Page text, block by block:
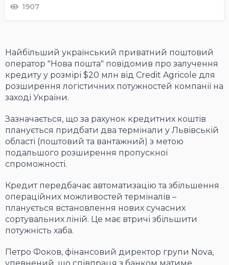
1907
Найбільший український приватний поштовий
оператор "Нова пошта" повідомив про залучення
кредиту у розмірі $20 млн від Credit Agricole для
розширення логістичних потужностей компанії на
заході України.
Зазначається, що за рахунок кредитних коштів
планується придбати два термінали у Львівській
області (поштовий та вантажний) з метою
подальшого розширення пропускної
спроможності.
Кредит передбачає автоматизацію та збільшення
операційних можливостей терміналів –
планується встановлення нових сучасних
сортувальних ліній. Це має втричі збільшити
потужність хаба.
Петро Фоков, фінансовий директор групи Nova,